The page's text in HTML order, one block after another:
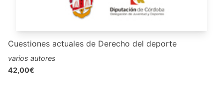
Cuestiones actuales de Derecho del deporte
varios autores
42,00€